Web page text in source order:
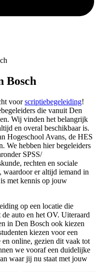
Bosch
voorscriptiebegeleiding!
die vanuit Den
Wij vinden het belangrijk
en overal beschikbaar is.
Hogeschool Avans, de HES
We hebben hier begeleiders
SPSS/
rechten en sociale
waardoor er altijd iemand in
met kennis op jouw
op een locatie die
auto en het OV. Uiteraard
in Den Bosch ook kiezen
kiezen voor een
online, gezien dit vaak tot
we vooraf een duidelijke
waar jij nu staat met jouw